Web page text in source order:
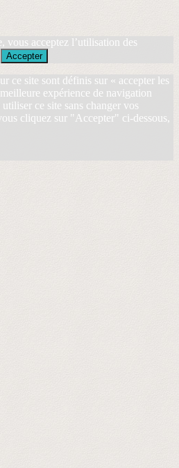
vous acceptez l’utilisation des
Accepter
ce site sont définis sur « accepter les
expérience de navigation
ce site sans changer vos
cliquez sur "Accepter" ci-dessous,